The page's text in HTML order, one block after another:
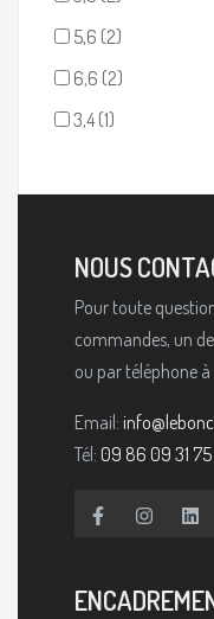
5,6 (2)
6,6 (2)
3,4 (1)
NOUS
Pour toute
commandes, un
ou par téléphone à
Email:
Tél: 09 86 09 31 75